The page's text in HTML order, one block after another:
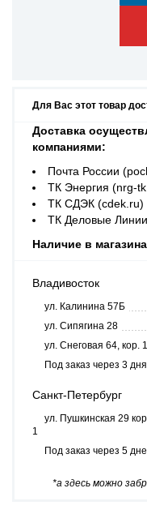
Для Вас этот товар
Доставка
компаниями:
Почта России
ТК Энергия (nrg-
ТК СДЭК (cdek.ru)
ТК Деловые
Наличие в
Владивосток
ул. Калинина 57Б
ул. Сипягина 28
ул. Снеговая 64, кор.
Под заказ через 3 дня
Санкт-Петербург
ул. Пушкинская 29
1
Под заказ через 5
*а здесь можно